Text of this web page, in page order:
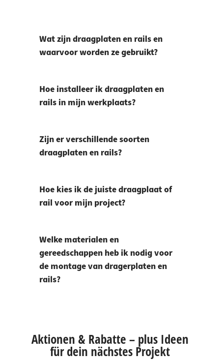
Wat zijn draagplaten en rails en
waarvoor worden ze gebruikt?
Hoe installeer ik draagplaten en
rails in mijn werkplaats?
Zijn er verschillende soorten
draagplaten en rails?
Hoe kies ik de juiste draagplaat of
rail voor mijn project?
Welke materialen en
gereedschappen heb ik nodig voor
de montage van dragerplaten en
rails?
Aktionen & Rabatte – plus Ideen
für dein nächstes Projekt